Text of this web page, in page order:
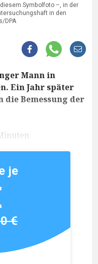
Symbolfoto –, in der
in den
DPA
Mann in
Ein Jahr später
die Bemessung der
je
€